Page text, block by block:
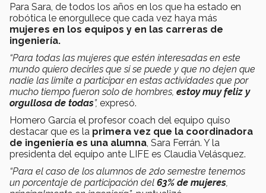
Para Sara, de todos los años en los que ha estado en
robótica le enorgullece que cada vez haya más
mujeres en los equipos y en las carreras de
ingeniería.
“Para todas las mujeres que estén interesadas en este
mundo quiero decirles que si se puede y que no dejen que
nadie las limite a participar en estas actividades que por
mucho tiempo fueron solo de hombres, estoy muy feliz y
orgullosa de todas”, expresó.
Homero García el profesor coach del equipo quiso
destacar que es la primera vez que la coordinadora
de ingeniería es una alumna , Sara Ferrán. Y la
presidenta del equipo ante LIFE es Claudia Velásquez.
“Para el caso de los alumnos de 2do semestre tenemos
un porcentaje de participación del 63% de mujeres